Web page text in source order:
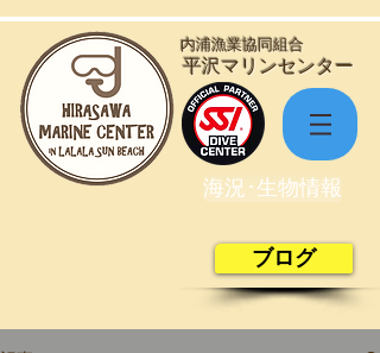
​平沢マリンセンター
​内浦漁業協同組合
海況･生物情報
ブログ